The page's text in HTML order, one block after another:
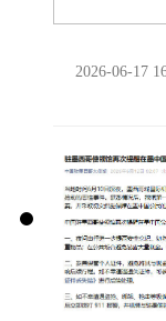
2026-06-17